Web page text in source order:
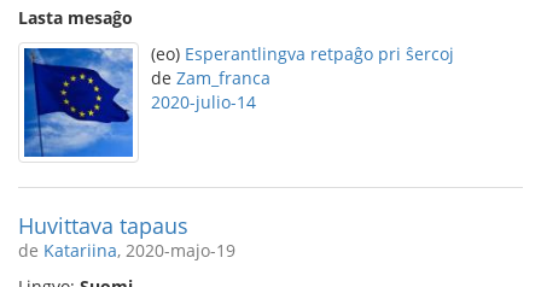
Lasta mesaĝo
(eo) Esperantlingva retpaĝo pri ŝercoj
de Zam_franca
2020-julio-14
Huvittava tapaus
de Katariina, 2020-majo-19